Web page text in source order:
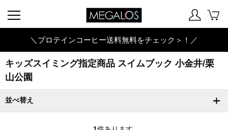
＼プロテインコーヒー送料無料をチェック＞！／
キッズスイミング指定商品 スイムブック 小金井/栗
山公園
並べ替え